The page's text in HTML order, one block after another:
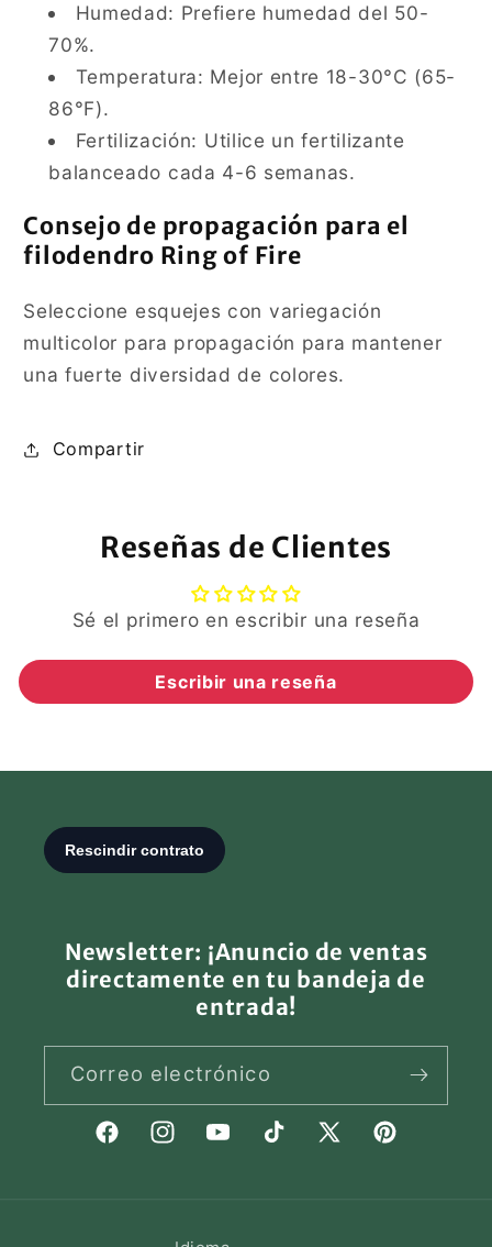
Humedad: Prefiere humedad del 50-
70%.
Temperatura: Mejor entre 18-30°C (65-
86°F).
Fertilización: Utilice un fertilizante
balanceado cada 4-6 semanas.
Consejo de propagación para el
filodendro Ring of Fire
Seleccione esquejes con variegación
multicolor para propagación para mantener
una fuerte diversidad de colores.
Compartir
Reseñas de Clientes
Sé el primero en escribir una reseña
Escribir una reseña
Newsletter: ¡Anuncio de ventas
directamente en tu bandeja de
entrada!
Correo electrónico
FacebookInstagramYouTubeTikTok X
Pinterest